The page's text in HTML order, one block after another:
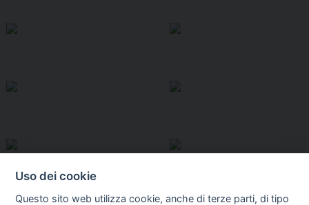
Uso dei cookie
Questo sito web utilizza cookie, anche di terze parti, di tipo